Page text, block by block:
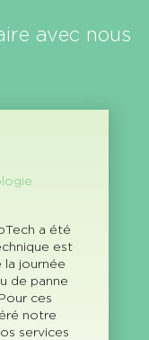
avec nous
a été
est
la journée
de panne
ces
notre
services